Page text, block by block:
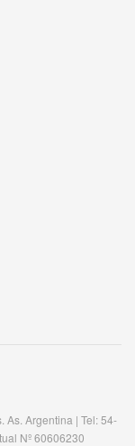
As. Argentina | Tel: 54-
Nº 60606230